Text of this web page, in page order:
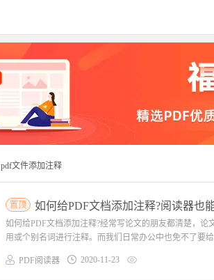
pdf文件添加注释
置顶 如何给PDF文档添加注释?阅读器也
如何给PDF文档添加注释?经常写论文的朋友都清楚，论
用或个别名词进行注释。而我们日常办公中也免不了要
PDF阅读器 2020-11-23